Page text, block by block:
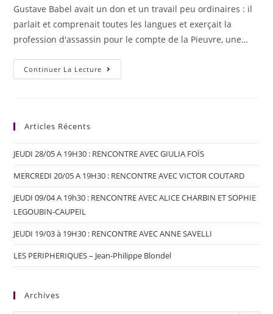
Gustave Babel avait un don et un travail peu ordinaires : il
parlait et comprenait toutes les langues et exerçait la
profession d'assassin pour le compte de la Pieuvre, une…
Continuer La Lecture
Articles Récents
JEUDI 28/05 A 19H30 : RENCONTRE AVEC GIULIA FOÏS
MERCREDI 20/05 A 19H30 : RENCONTRE AVEC VICTOR COUTARD
JEUDI 09/04 A 19h30 : RENCONTRE AVEC ALICE CHARBIN ET SOPHIE
LEGOUBIN-CAUPEIL
JEUDI 19/03 à 19H30 : RENCONTRE AVEC ANNE SAVELLI
LES PERIPHERIQUES – Jean-Philippe Blondel
Archives